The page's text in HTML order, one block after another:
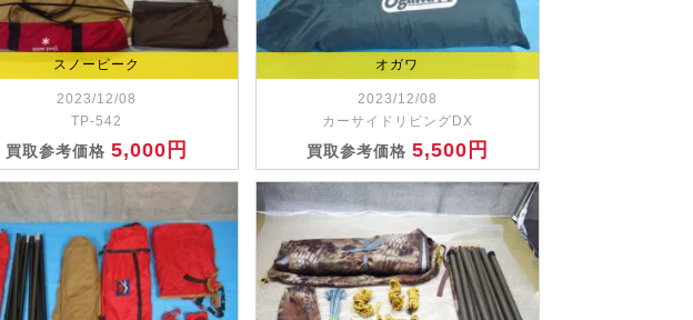
スノーピーク
2023/12/08
TP-542
買取参考価格5,000円
オガワ
2023/12/08
カーサイドリビングDX
買取参考価格 5,500円